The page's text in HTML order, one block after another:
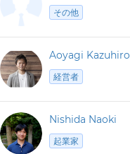
その他
Aoyagi Kazuhiro
経営者
Nishida Naoki
起業家